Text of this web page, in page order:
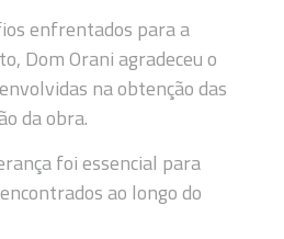
enfrentados para a
Dom Orani agradeceu o
na obtenção das
da obra.
foi essencial para
ao longo do